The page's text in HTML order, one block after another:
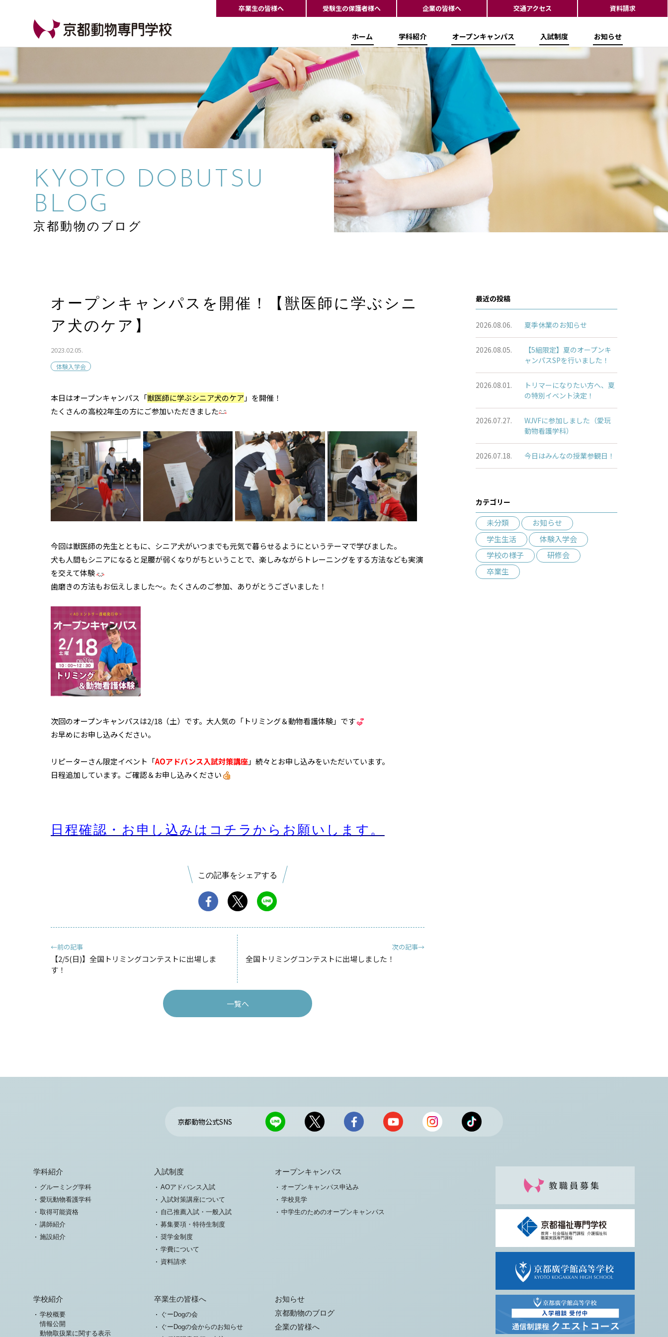
ホーム 学科紹介 オープンキャンパス 入試制度 お知らせ
卒業生の皆様へ 受験生の保護者様へ 企業の皆様へ 交通アクセス 資料請求
KYOTO DOBUTSU
BLOG
京都動物のブログ
オープンキャンパスを開催！【獣医師に学ぶシニ
ア犬のケア】
2023.02.05.
体験入学会
本日はオープンキャンパス「獣医師に学ぶシニア犬のケア 」を開催！
たくさんの高校2年生の方にご参加いただきました
今回は獣医師の先生とともに、シニア犬がいつまでも元気で暮らせるようにというテーマで学びました。
犬も人間もシニアになると足腰が弱くなりがちということで、楽しみながらトレーニングをする方法なども実演
を交えて体験
歯磨きの方法もお伝えしました～。たくさんのご参加、ありがとうございました！
次回のオープンキャンパスは2/18（土）です。大人気の「トリミング＆動物看護体験」です
お早めにお申し込みください。
リピーターさん限定イベント「AOアドバンス入試対策講座」続々とお申し込みをいただいています。
日程追加しています。ご確認＆お申し込みください
日程確認・お申し込みはコチラからお願いします。
この記事をシェアする
←前の記事
【2/5(日)】全国トリミングコンテストに出場しま
す！
次の記事→
全国トリミングコンテストに出場しました！
一覧へ
最近の投稿
2026.08.06. 夏季休業のお知らせ
2026.08.05.
【5組限定】夏のオープンキ
ャンパスSPを行いました！
2026.08.01.
トリマーになりたい方へ、夏
の特別イベント決定！
2026.07.27.
WJVFに参加しました（愛玩
動物看護学科）
2026.07.18. 今日はみんなの授業参観日！
カテゴリー
未分類
お知らせ
学生生活
体験入学会
学校の様子
研修会
卒業生
京都動物公式SNS
学科紹介
グルーミング学科
愛玩動物看護学科
取得可能資格
講師紹介
施設紹介
入試制度
AOアドバンス入試
入試対策講座について
自己推薦入試・一般入試
募集要項・特待生制度
奨学金制度
学費について
資料請求
オープンキャンパス
オープンキャンパス申込み
学校見学
中学生のためのオープンキャンパス
学校紹介
学校概要
情報公開
動物取扱業に関する表示
卒業生の皆様へ
ぐーDogの会
ぐーDogの会からのお知らせ
お知らせ
京都動物のブログ
企業の皆様へ